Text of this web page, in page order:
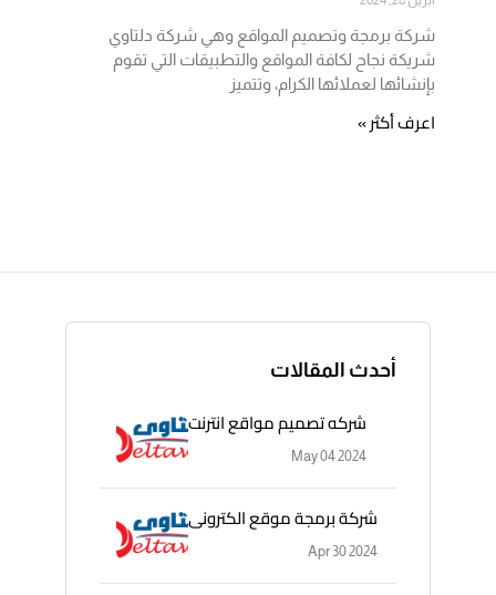
أحدث المقالات
شركه تصميم مواقع انترنت
May 04 2024
شركة برمجة موقع الكترونى
Apr 30 2024
شركة برمجة وتصميم المواقع وهي شركة دلتاوي
شريكة نجاح لكافة المواقع والتطبيقات التي تقوم
بإنشائها لعملائها الكرام، وتتميز
اعرف أكثر »